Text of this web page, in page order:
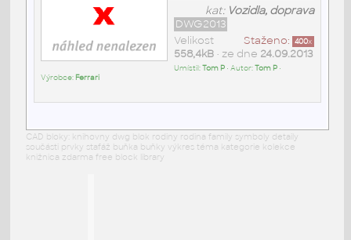
kat: Vozidla, doprava
DWG2013
Staženo: 400x
Velikost
558,4kB• ze dne 24.09.2013
Umístil:Tom P• Autor:Tom P•
Výrobce: Ferrari
CAD bloky: knihovny dwg blok rodiny rodina family symboly detaily
součásti prvky stafáž buňka buňky výkres téma kategorie kolekce
knižnica zdarma free block library